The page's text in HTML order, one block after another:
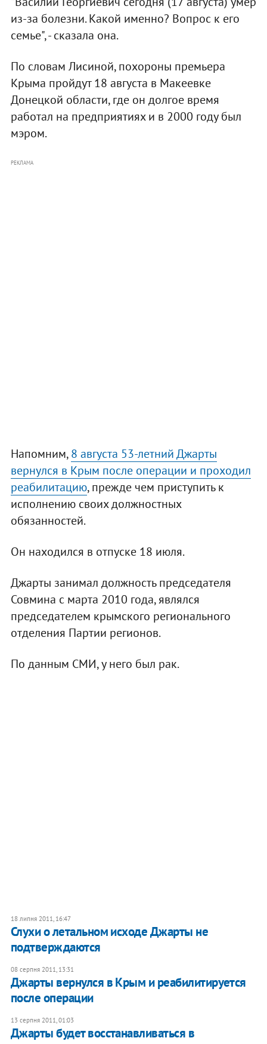
из-за болезни. Какой именно? Вопрос к его
семье", - сказала она.
По словам Лисиной, похороны премьера
Крыма пройдут 18 августа в Макеевке
Донецкой области, где он долгое время
работал на предприятиях и в 2000 году был
мэром.
РЕКЛАМА
Напомним,8 августа 53-летний Джарты
вернулся в Крым после операции и проходил
реабилитацию, прежде чем приступить к
исполнению своих должностных
обязанностей.
Он находился в отпуске 18 июля.
Джарты занимал должность председателя
Совмина с марта 2010 года, являлся
председателем крымского регионального
отделения Партии регионов.
По данным СМИ, у него был рак.
18 липня 2011, 16:47
Слухи о летальном исходе Джарты не
подтверждаются
08 серпня 2011, 13:31
Джарты вернулся в Крым и реабилитируется
после операции
13 серпня 2011, 01:03
Джарты будет восстанавливаться в